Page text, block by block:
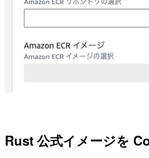
Rust 公式イメージを